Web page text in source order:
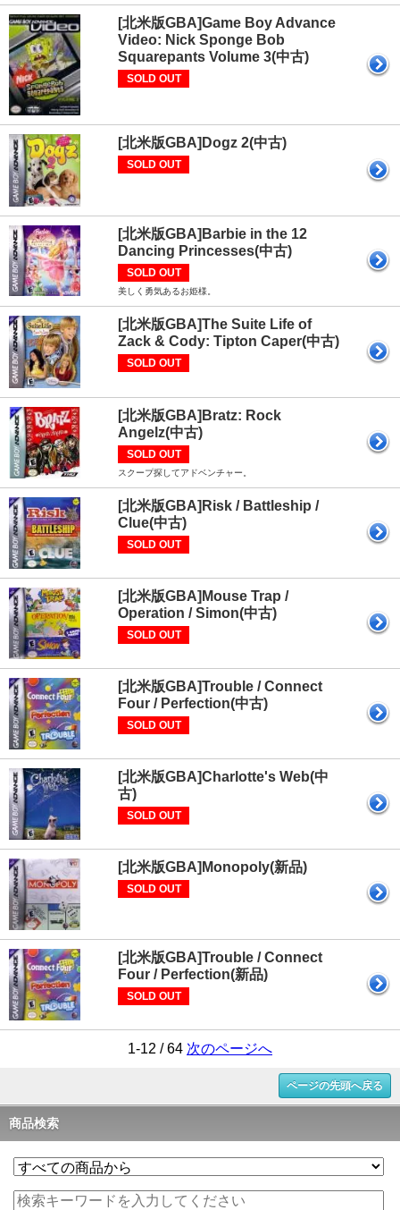
[北米版GBA]Game Boy Advance
Video: Nick Sponge Bob
Squarepants Volume 3(中古)
SOLD OUT
[北米版GBA]Dogz 2(中古)
SOLD OUT
[北米版GBA]Barbie in the 12
Dancing Princesses(中古)
SOLD OUT
美しく勇気あるお姫様。
[北米版GBA]The Suite Life of
Zack & Cody: Tipton Caper(中古)
SOLD OUT
[北米版GBA]Bratz: Rock
Angelz(中古)
SOLD OUT
スクープ探してアドベンチャー。
[北米版GBA]Risk / Battleship /
Clue(中古)
SOLD OUT
[北米版GBA]Mouse Trap /
Operation / Simon(中古)
SOLD OUT
[北米版GBA]Trouble / Connect
Four / Perfection(中古)
SOLD OUT
[北米版GBA]Charlotte's Web(中
古)
SOLD OUT
[北米版GBA]Monopoly(新品)
SOLD OUT
[北米版GBA]Trouble / Connect
Four / Perfection(新品)
SOLD OUT
1-12 / 64 次のページへ
ページの先頭へ戻る
商品検索